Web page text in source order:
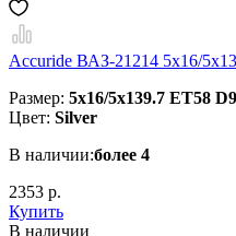
Accuride ВАЗ-21214 5x16/
Размер: 5x16/5x139.7 ET58
Цвет: Silver
В наличии:более 4
2353 р.
Купить
В наличии